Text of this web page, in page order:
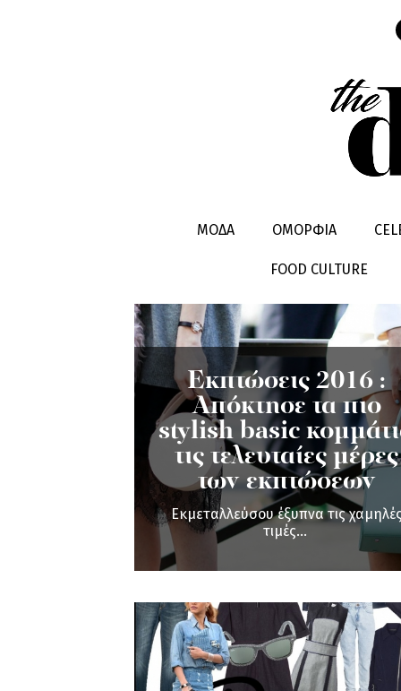
ΜΟΔΑ ΟΜΟΡΦΙΑ
FOOD CULTURE
SALES
Εκπτώσεις 2016 :
Απόκτησε τα πιο
stylish basic
τις τελευταίες μέρες
των εκπτώσεων
Εκμεταλλεύσου έξυπνα τις
τιμές...